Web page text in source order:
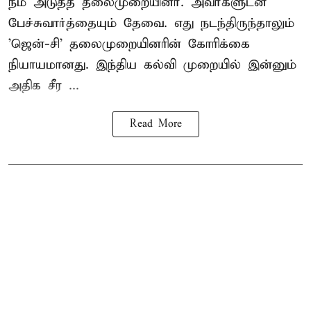
பேச்சுவார்த்தையும் தேவை. எது நடந்திருந்தாலும்
'ஜென்-சி' தலைமுறையினரின் கோரிக்கை
நியாயமானது. இந்திய கல்வி முறையில் இன்னும்
அதிக சீர ...
Read More